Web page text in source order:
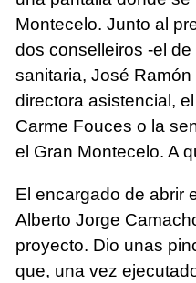
Montecelo. Junto al
dos conselleiros -el
sanitaria, José
directora asistencial,
Carme Fouces o la
el Gran Montecelo. A
El encargado de abrir
Alberto Jorge
proyecto. Dio unas
que, una vez